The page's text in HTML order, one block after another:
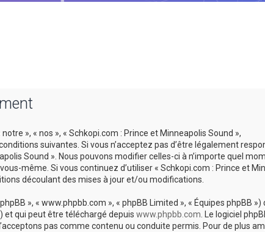
», « nos », « Schkopi.com : Prince et Minneapolis Sound »,
suivantes. Si vous n’acceptez pas d’être légalement
Sound ». Nous pouvons modifier celles-ci à n’importe quel
même. Si vous continuez d’utiliser « Schkopi.com : Prince et
découlant des mises à jour et/ou modifications.
», « www.phpbb.com », « phpBB Limited », « Équipes phpBB
et qui peut être téléchargé depuis www.phpbb.com . Le logiciel
pas comme contenu ou conduite permis. Pour de plus